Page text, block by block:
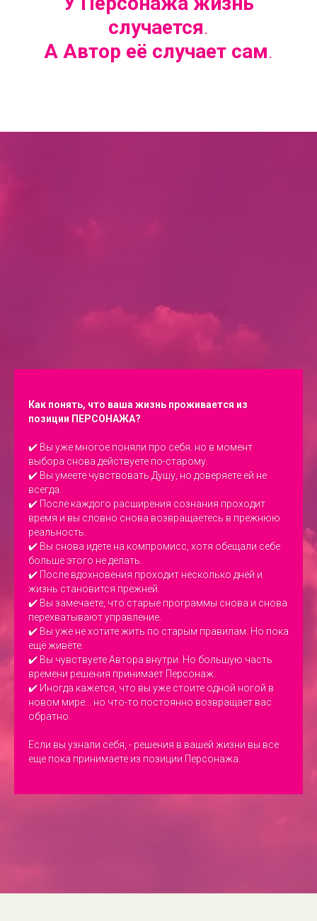
случается.
А Автор её случает сам.
Как понять, что ваша жизнь проживается из
позиции ПЕРСОНАЖА?
✔️ Вы уже многое поняли про себя. но в момент
выбора снова действуете по-старому.
✔️ Вы умеете чувствовать Душу, но доверяете ей не
всегда.
✔️ После каждого расширения сознания проходит
время и вы словно снова возвращаетесь в прежнюю
реальность.
✔️ Вы снова идете на компромисс, хотя обещали себе
больше этого не делать.
✔️ После вдохновения проходит несколько дней и
жизнь становится прежней.
✔️ Вы замечаете, что старые программы снова и снова
перехватывают управление.
✔️ Вы уже не хотите жить по старым правилам. Но пока
ещё живёте.
✔️ Вы чувствуете Автора внутри. Но большую часть
времени решения принимает Персонаж.
✔️ Иногда кажется, что вы уже стоите одной ногой в
новом мире... но что-то постоянно возвращает вас
обратно.
Если вы узнали себя, - решения в вашей жизни вы все
еще пока принимаете из позиции Персонажа.